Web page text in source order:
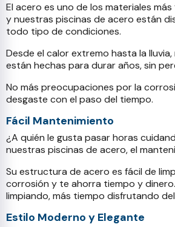
El acero es uno de los materiales
y nuestras piscinas de acero están
todo tipo de condiciones.
Desde el calor extremo hasta la
están hechas para durar años, sin
No más preocupaciones por la
desgaste con el paso del tiempo.
Fácil Mantenimiento
¿A quién le gusta pasar horas
nuestras piscinas de acero, el
Su estructura de acero es fácil de
corrosión y te ahorra tiempo y
limpiando, más tiempo disfrutando
Estilo Moderno y Elegante